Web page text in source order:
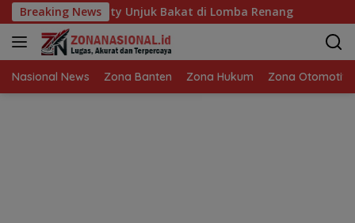
Langsung
ke
konten
Breaking News
Unjuk Bakat di Lomba Renang Ujian Ketegasan
Nasional News Zona Banten Zona Hukum Zona Otomotif